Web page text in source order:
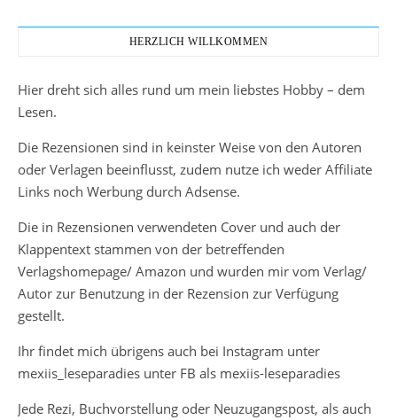
HERZLICH WILLKOMMEN
Hier dreht sich alles rund um mein liebstes Hobby – dem
Lesen.
Die Rezensionen sind in keinster Weise von den Autoren
oder Verlagen beeinflusst, zudem nutze ich weder Affiliate
Links noch Werbung durch Adsense.
Die in Rezensionen verwendeten Cover und auch der
Klappentext stammen von der betreffenden
Verlagshomepage/ Amazon und wurden mir vom Verlag/
Autor zur Benutzung in der Rezension zur Verfügung
gestellt.
Ihr findet mich übrigens auch bei Instagram unter
mexiis_leseparadies unter FB als mexiis-leseparadies
Jede Rezi, Buchvorstellung oder Neuzugangspost, als auch